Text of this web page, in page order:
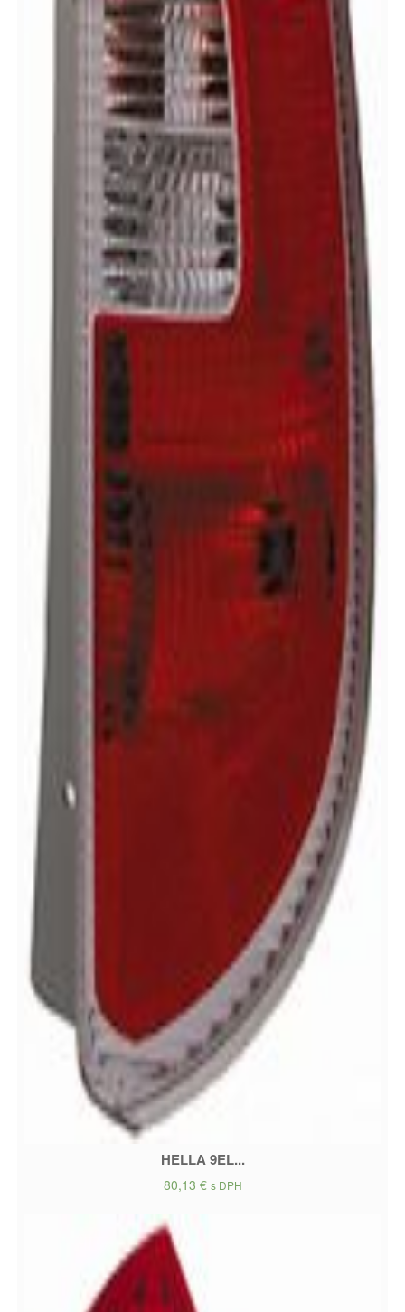
HELLA 9EL...
80,13 € s DPH